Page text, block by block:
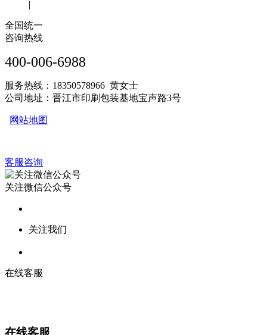
|
全国统一
咨询热线
400-006-6988
服务热线：18350578966 黄女士
公司地址：晋江市印刷包装基地宝声路3号
网站地图
客服咨询
关注微信公众号
关注我们
在线客服
在线客服